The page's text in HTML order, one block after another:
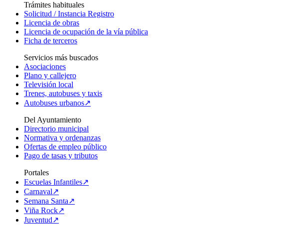
Trámites habituales
Solicitud / Instancia Registro
Licencia de obras
Licencia de ocupación de la vía pública
Ficha de terceros
Servicios más buscados
Asociaciones
Plano y callejero
Televisión local
Trenes, autobuses y taxis
Autobuses urbanos↗
Del Ayuntamiento
Directorio municipal
Normativa y ordenanzas
Ofertas de empleo público
Pago de tasas y tributos
Portales
Escuelas Infantiles↗
Carnaval↗
Semana Santa↗
Viña Rock↗
Juventud↗